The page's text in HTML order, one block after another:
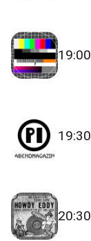
19:00
19:30
20:30